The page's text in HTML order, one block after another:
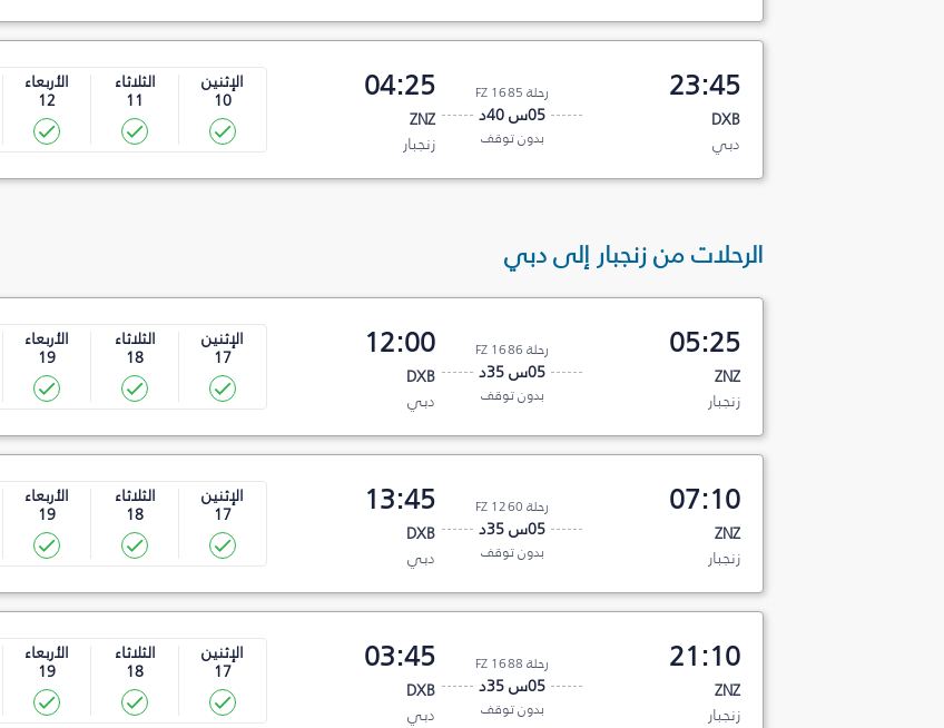
23:45
DXB
دبي
رحلة FZ 1685
05س 40د
بدون توقف
04:25
ZNZ
زنجبار
الإثنين
10
الثلاثاء
11
الأربعاء
12
الرحلات من زنجبار إلى دبي
05:25
ZNZ
زنجبار
رحلة FZ 1686
05س 35د
بدون توقف
12:00
DXB
دبي
الإثنين
17
الثلاثاء
18
الأربعاء
19
07:10
ZNZ
زنجبار
رحلة FZ 1260
05س 35د
بدون توقف
13:45
DXB
دبي
الإثنين
17
الثلاثاء
18
الأربعاء
19
21:10
ZNZ
زنجبار
رحلة FZ 1688
05س 35د
بدون توقف
03:45
DXB
دبي
الإثنين
17
الثلاثاء
18
الأربعاء
19